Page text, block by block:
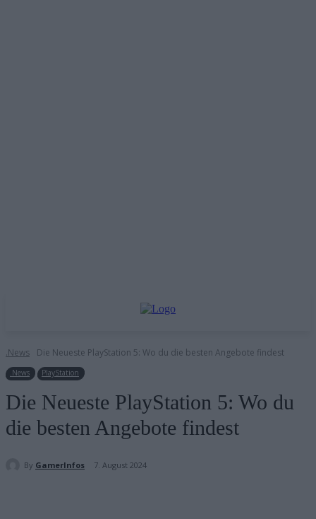
.News Die Neueste PlayStation 5: Wo du die besten Angebote findest
.News PlayStation
Die Neueste PlayStation 5: Wo du
die besten Angebote findest
By GamerInfos 7. August 2024